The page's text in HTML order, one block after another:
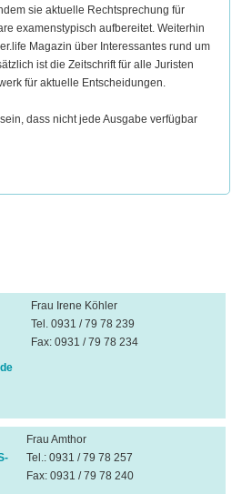
sie aktuelle Rechtsprechung für
examenstypisch aufbereitet. Weiterhin
Magazin über Interessantes rund um
ist die Zeitschrift für alle Juristen
für aktuelle Entscheidungen.
dass nicht jede Ausgabe verfügbar
Frau Irene Köhler
Tel. 0931 / 79 78 239
Fax: 0931 / 79 78 234
Frau Amthor
Tel.: 0931 / 79 78 257
Fax: 0931 / 79 78 240